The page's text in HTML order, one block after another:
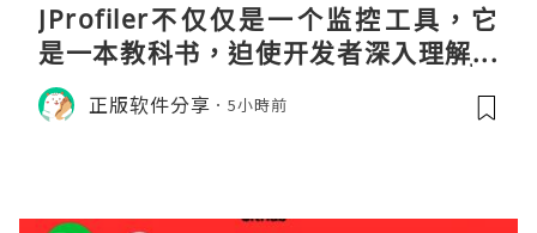
JProfiler不仅仅是一个监控工具，它
是一本教科书，迫使开发者深入理解JV
M的内存模型、垃圾回收机制和并发原
理。通过直观的可视化数据，它将抽象
正版软件分享 5小時前